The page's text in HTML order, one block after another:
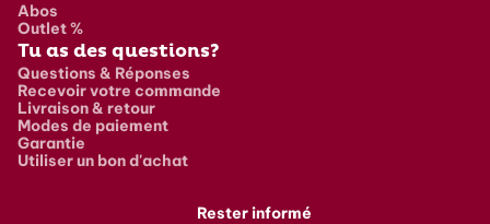
Abos
Outlet %
Tu as des questions?
Questions & Réponses
Recevoir votre commande
Livraison & retour
Modes de paiement
Garantie
Utiliser un bon d'achat
Rester informé